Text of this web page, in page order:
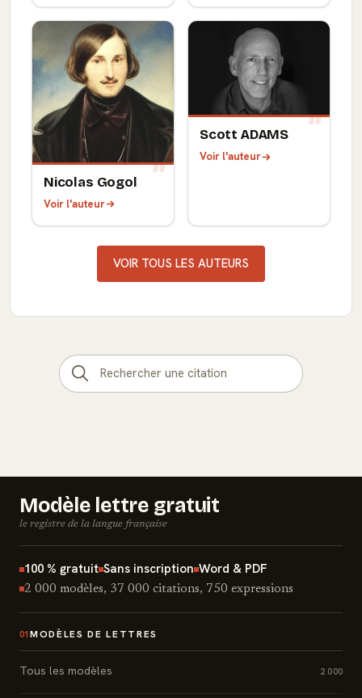
Nicolas Gogol
Voir l'auteur
Scott ADAMS
Voir l'auteur
VOIR TOUS LES AUTEURS
Modèle lettre gratuit
le registre de la langue française
100 % gratuit Sans inscription Word & PDF
2 000 modèles, 37 000 citations, 750 expressions
01 MODÈLES DE LETTRES
Tous les modèles 2 000